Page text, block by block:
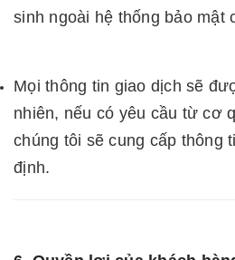
sinh ngoài hệ thống bảo mật
Mọi thông tin giao dịch sẽ
nhiên, nếu có yêu cầu từ cơ
chúng tôi sẽ cung cấp thông
định.